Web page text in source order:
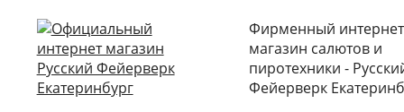
Фирменный интернет
магазин салютов и
пиротехники -
Фейерверк